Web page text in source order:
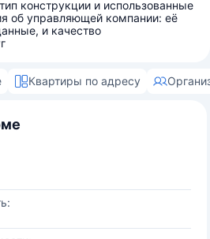
конструкции и использованные
об управляющей компании: её
и качество
Квартиры по адресу